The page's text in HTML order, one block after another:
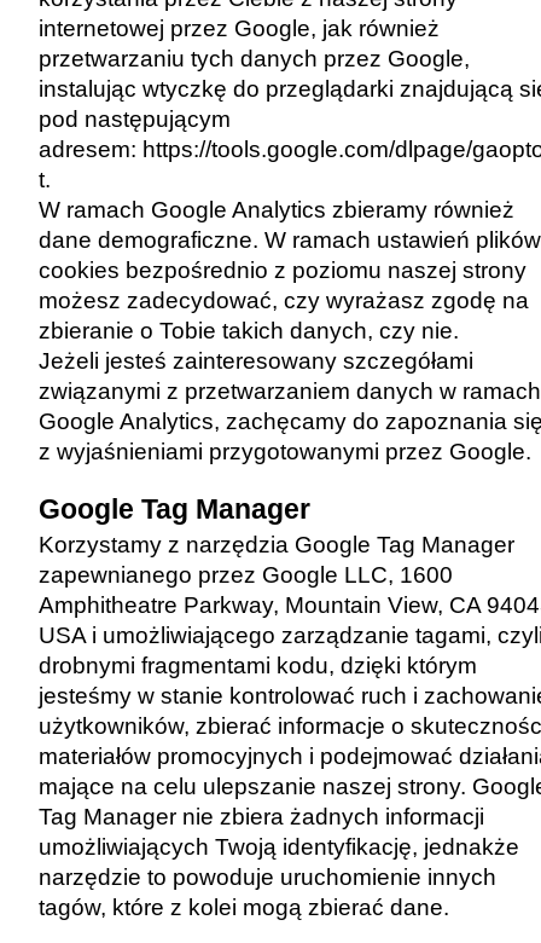
internetowej przez Google, jak również
przetwarzaniu tych danych przez Google,
instalując wtyczkę do przeglądarki znajdującą
pod następującym
adresem: https://tools.google.com/dlpage/
t.
W ramach Google Analytics zbieramy również
dane demograficzne. W ramach ustawień plików
cookies bezpośrednio z poziomu naszej strony
możesz zadecydować, czy wyrażasz zgodę na
zbieranie o Tobie takich danych, czy nie.
Jeżeli jesteś zainteresowany szczegółami
związanymi z przetwarzaniem danych w ramach
Google Analytics, zachęcamy do zapoznania
z wyjaśnieniami przygotowanymi przez Google.
Google Tag Manager
Korzystamy z narzędzia Google Tag Manager
zapewnianego przez Google LLC, 1600
Amphitheatre Parkway, Mountain View, CA
USA i umożliwiającego zarządzanie tagami,
drobnymi fragmentami kodu, dzięki którym
jesteśmy w stanie kontrolować ruch i
użytkowników, zbierać informacje o
materiałów promocyjnych i podejmować
mające na celu ulepszanie naszej strony.
Tag Manager nie zbiera żadnych informacji
umożliwiających Twoją identyfikację, jednakże
narzędzie to powoduje uruchomienie innych
tagów, które z kolei mogą zbierać dane.